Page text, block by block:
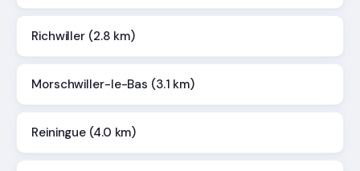
Richwiller (2.8 km)
Morschwiller-le-Bas (3.1 km)
Reiningue (4.0 km)